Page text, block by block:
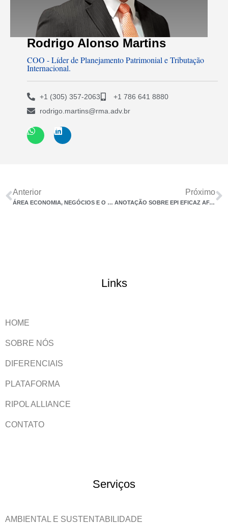
Rodrigo Alonso Martins
COO - Líder de Planejamento Patrimonial e Tributação
Internacional.
+1 (305) 357-2063
+1 786 641 8880
rodrigo.martins@rma.adv.br
Anterior
ÁREA ECONOMIA, NEGÓCIOS E O DIREITO – REFLEXOS E IMPACTOS
Próximo
ANOTAÇÃO SOBRE EPI EFICAZ AFASTA TEMPO ESPECIAL PARA APOSENTADORIA, DIZ STJ
Links
HOME
SOBRE NÓS
DIFERENCIAIS
PLATAFORMA
RIPOL ALLIANCE
CONTATO
Serviços
AMBIENTAL E SUSTENTABILIDADE